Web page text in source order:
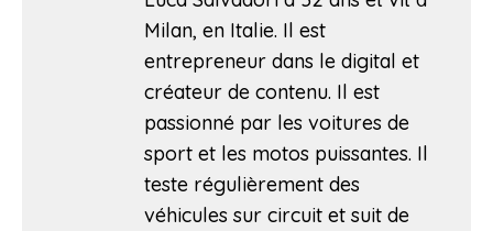
Milan, en Italie. Il est
entrepreneur dans le digital et
créateur de contenu. Il est
passionné par les voitures de
sport et les motos puissantes. Il
teste régulièrement des
véhicules sur circuit et suit de